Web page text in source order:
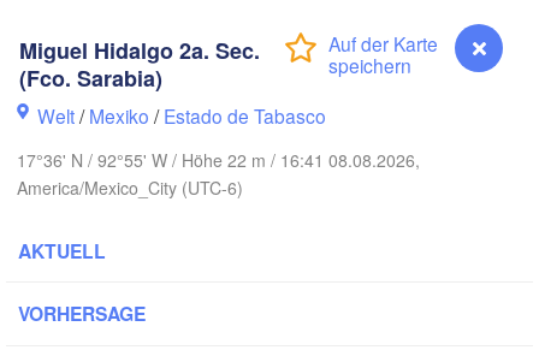
Miguel Hidalgo 2a. Sec.
(Fco. Sarabia)
Welt/Mexiko /Estado de Tabasco
17°36' N / 92°55' W / Höhe 22 m / 16:41 08.08.2026,
America/Mexico_City (UTC-6)
AKTUELL
VORHERSAGE